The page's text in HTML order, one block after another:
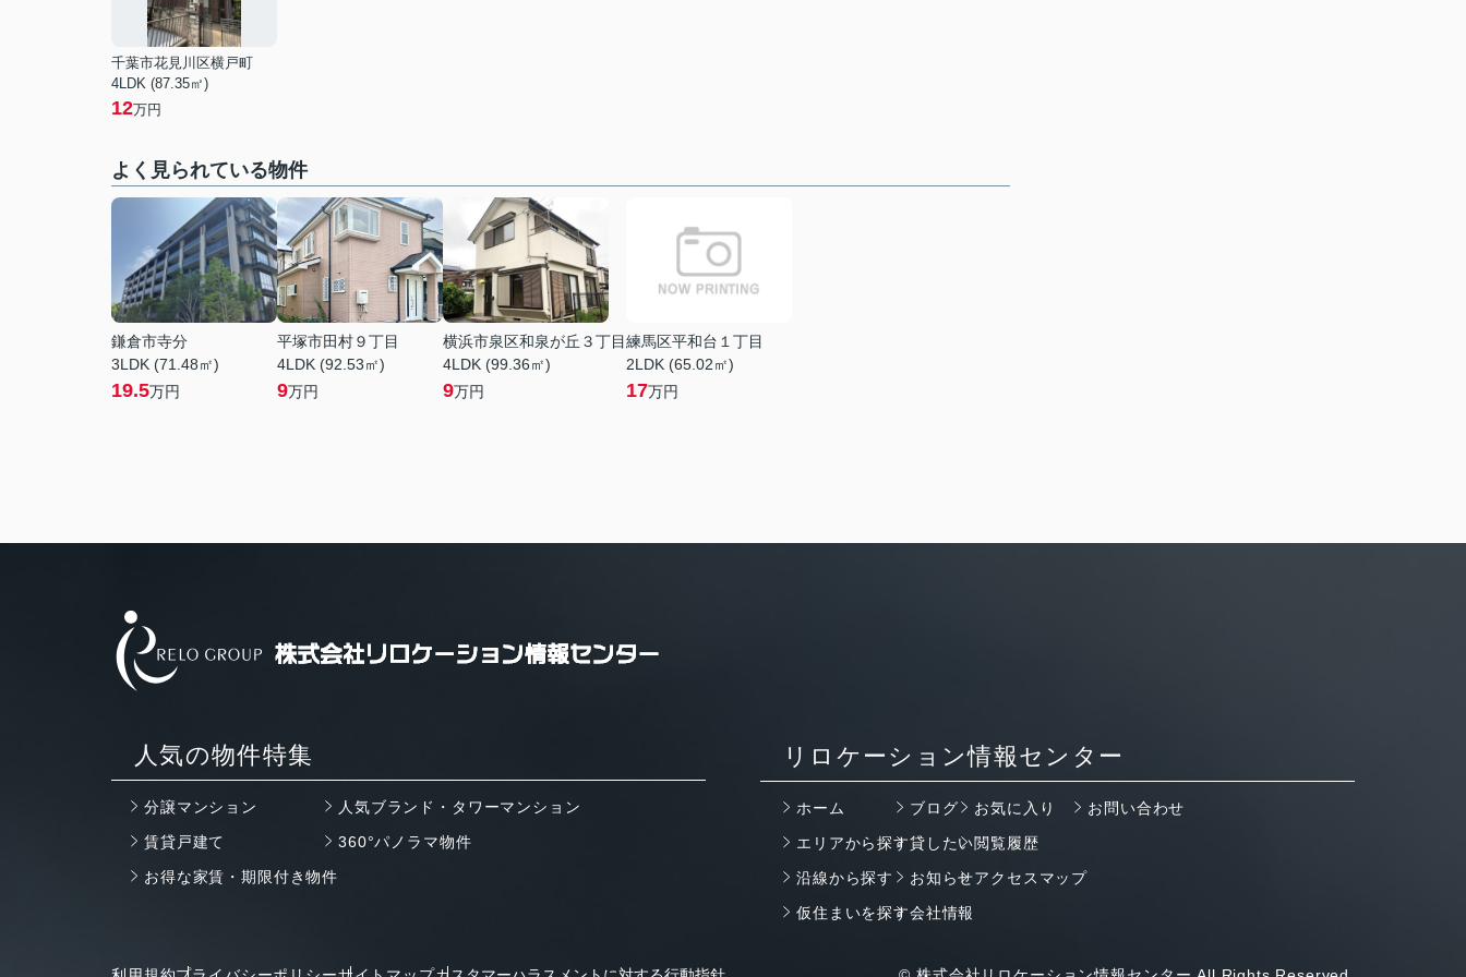
千葉市花見川区横戸町
4LDK (87.35㎡)
12万円
よく見られている物件
鎌倉市寺分
3LDK (71.48㎡)
19.5万円
平塚市田村９丁目
4LDK (92.53㎡)
9万円
横浜市泉区和泉が丘３丁目
4LDK (99.36㎡)
9万円
練馬区平和台１丁目
2LDK (65.02㎡)
17万円
人気の物件特集
分譲マンション
賃貸戸建て
お得な家賃・期限付き物件
人気ブランド・タワーマンション
360°パノラマ物件
リロケーション情報センター
ホーム
エリアから探す
沿線から探す
仮住まいを探す
ブログ
貸したい
お知らせ
会社情報
お気に入り
閲覧履歴
アクセスマップ
お問い合わせ